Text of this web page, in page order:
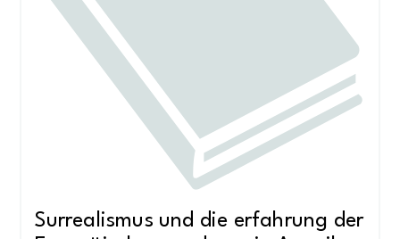
Surrealismus und die erfahrung der